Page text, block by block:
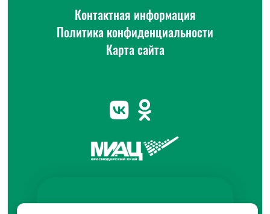
Контактная информация
Политика конфиденциальности
Карта сайта